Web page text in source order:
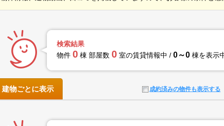
検索結果
物件 0 棟 部屋数 0 室の賃貸情報中 / 0～0 棟を表示
成約済みの物件も表示する
建物ごとに表示